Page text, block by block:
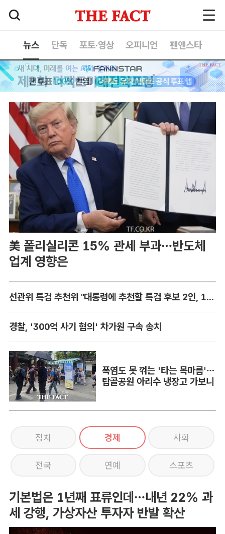
뉴스 단독 포토·영상 오피니언 팬앤스타
美 폴리실리콘 15% 관세 부과…반도체
업계 영향은
선관위 특검 추천위 "대통령에 추천할 특검 후보 2인, 14일 확정"
경찰, '300억 사기 혐의' 차가원 구속 송치
폭염도 못 꺾는 '타는 목마름'…
탑골공원 아리수 냉장고 가보니
정치 경제 사회
전국 연예 스포츠
기본법은 1년째 표류인데…내년 22% 과
세 강행, 가상자산 투자자 반발 확산